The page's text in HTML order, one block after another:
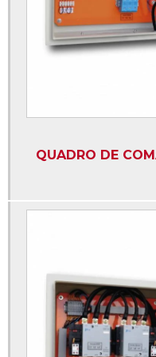
Projeto para instalação de
Qta quadro transferência
Quadro qta
Quadro qta gerador
Quadros elétricos campinas
QUADRO DE